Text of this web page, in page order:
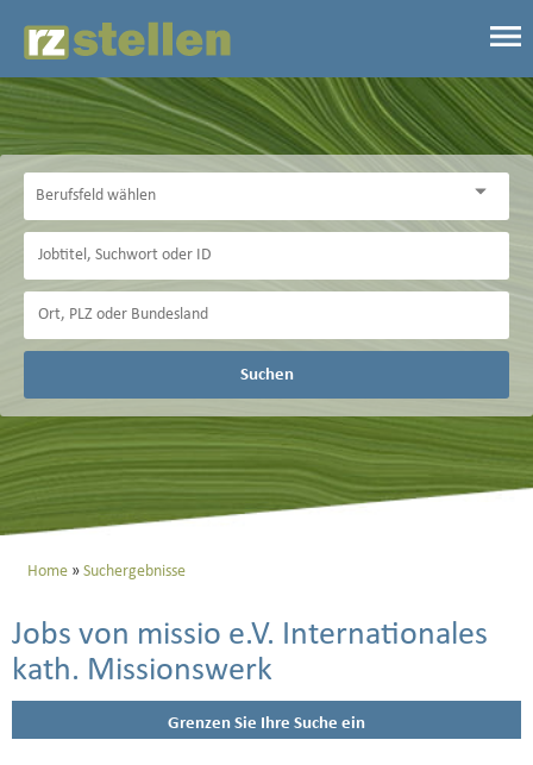
Suchen
Home Suchergebnisse
Jobs von missio e.V. Internationales
kath. Missionswerk
Grenzen Sie Ihre Suche ein